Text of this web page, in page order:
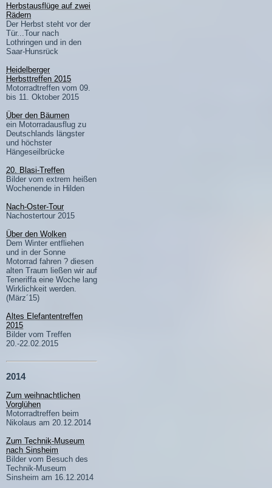
Herbstausflüge auf zwei
Rädern
Der Herbst steht vor der
Tür...Tour nach
Lothringen und in den
Saar-Hunsrück
Heidelberger
Herbsttreffen 2015
Motorradtreffen vom 09.
bis 11. Oktober 2015
Über den Bäumen
ein Motorradausflug zu
Deutschlands längster
und höchster
Hängeseilbrücke
20. Blasi-Treffen
Bilder vom extrem heißen
Wochenende in Hilden
Nach-Oster-Tour
Nachostertour 2015
Über den Wolken
Dem Winter entfliehen
und in der Sonne
Motorrad fahren ? diesen
alten Traum ließen wir auf
Teneriffa eine Woche lang
Wirklichkeit werden.
(März´15)
Altes Elefantentreffen
2015
Bilder vom Treffen
20.-22.02.2015
2014
Zum weihnachtlichen
Vorglühen
Motorradtreffen beim
Nikolaus am 20.12.2014
Zum Technik-Museum
nach Sinsheim
Bilder vom Besuch des
Technik-Museum
Sinsheim am 16.12.2014